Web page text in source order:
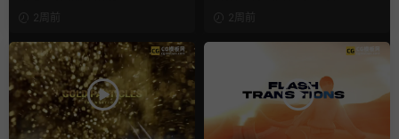
2周前 2周前